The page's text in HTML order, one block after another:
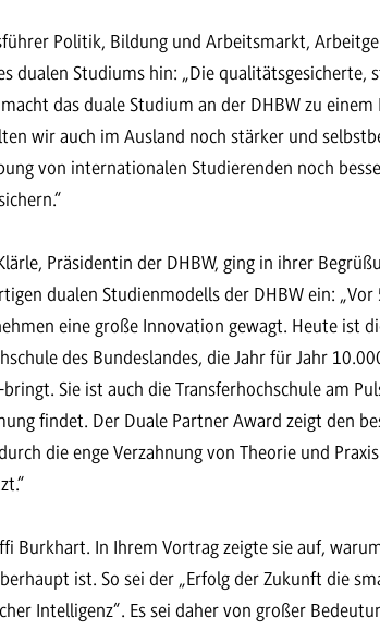
Politik, Bildung und Arbeitsmarkt,
dualen Studiums hin: „Die
das duale Studium an der DHBW zu
wir auch im Ausland noch stärker und
von internationalen Studierenden noch
Präsidentin der DHBW, ging in ihrer
dualen Studienmodells der DHBW ein:
eine große Innovation gewagt. Heute ist
des Bundeslandes, die Jahr für Jahr
Sie ist auch die Transferhochschule am
findet. Der Duale Partner Award zeigt den
die enge Verzahnung von Theorie und
Burkhart. In Ihrem Vortrag zeigte sie auf,
ist. So sei der „Erfolg der Zukunft die
Intelligenz“. Es sei daher von großer